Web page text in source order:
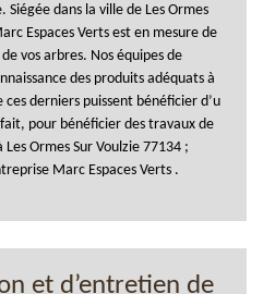
dans la ville de Les Ormes
Espaces Verts est en mesure de
vos arbres. Nos équipes de
des produits adéquats à
derniers puissent bénéficier d’u
pour bénéficier des travaux de
Ormes Sur Voulzie 77134 ;
Marc Espaces Verts .
et d’entretien de